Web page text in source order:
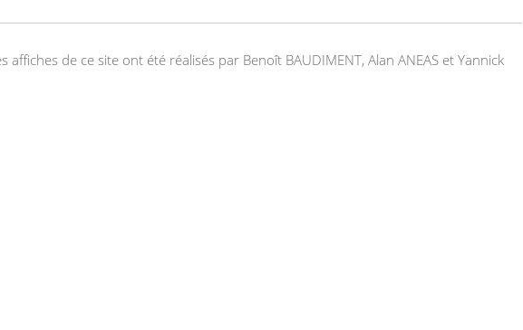
affiches de ce site ont été réalisés par Benoît BAUDIMENT, Alan ANEAS et Yannick